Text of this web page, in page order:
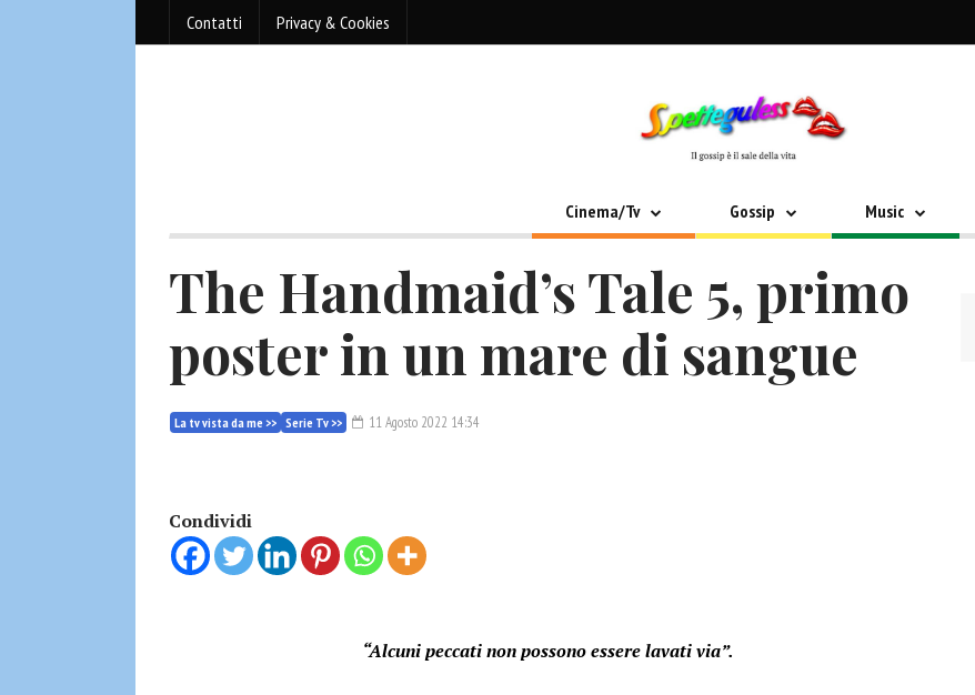
Contatti Privacy & Cookies
Cinema/Tv Gossip Music
The Handmaid’s Tale 5, primo
poster in un mare di sangue
La tv vista da me >> Serie Tv >> 11 Agosto 2022 14:34
Condividi
“Alcuni peccati non possono essere lavati via”.